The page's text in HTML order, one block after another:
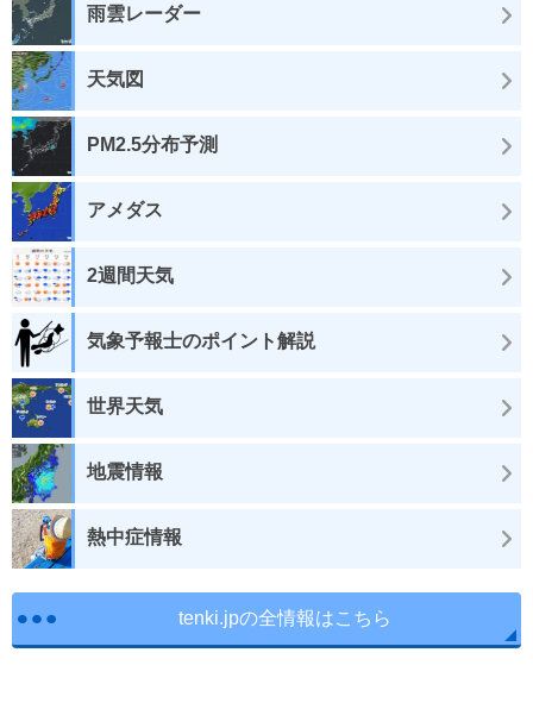
雨雲レーダー
天気図
PM2.5分布予測
アメダス
2週間天気
気象予報士のポイント解説
世界天気
地震情報
熱中症情報
tenki.jpの全情報はこちら